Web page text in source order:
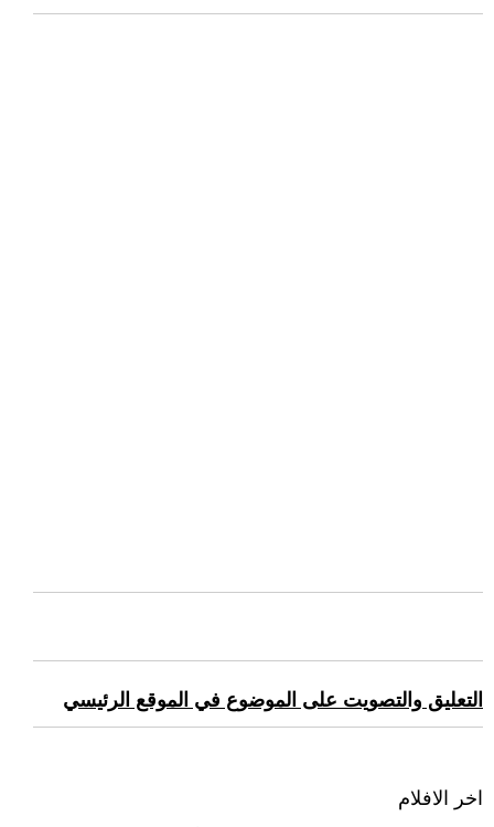
التعليق والتصويت على الموضوع في الموقع الرئيسي
اخر الافلام